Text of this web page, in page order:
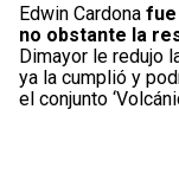
Edwin Cardona fue
no obstante la
Dimayor le redujo
ya la cumplió y
el conjunto